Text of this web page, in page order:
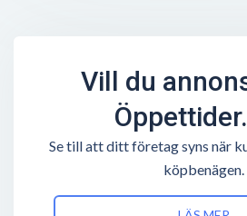
Vill du
Se till att ditt företag syns när
köpbenägen.